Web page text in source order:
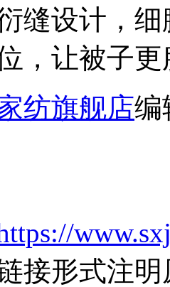
缝设计，
，让被子更
纺旗舰店编
接形式注